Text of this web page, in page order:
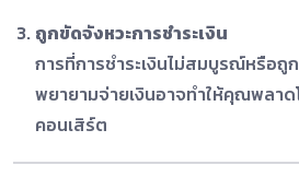
ถูกขัดจังหวะการชำระเงิน
การที่การชำระเงินไม่สมบูรณ์หรือ
พยายามจ่ายเงินอาจทำให้คุณพลาด
คอนเสิร์ต